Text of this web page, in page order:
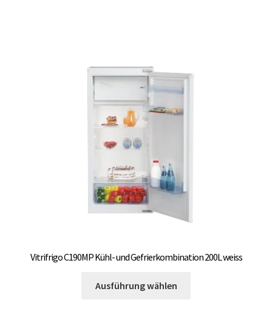
Vitrifrigo C190MP Kühl- und Gefrierkombination 200L weiss
Ausführung wählen